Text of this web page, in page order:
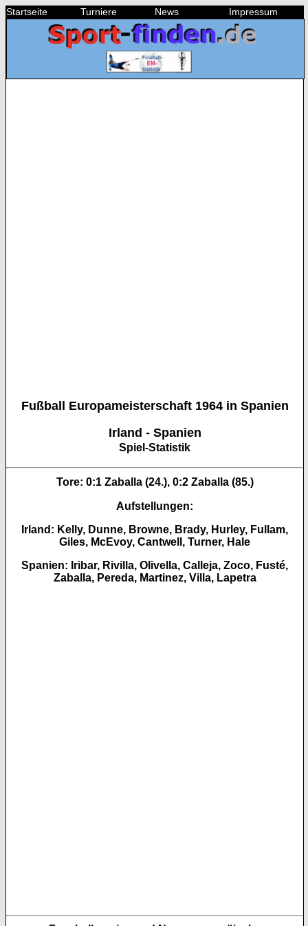
Startseite Turniere News Impressum
Fußball Europameisterschaft 1964 in Spanien
Irland - Spanien
Spiel-Statistik
Tore: 0:1 Zaballa (24.), 0:2 Zaballa (85.)
Aufstellungen:
Irland: Kelly, Dunne, Browne, Brady, Hurley, Fullam,
Giles, McEvoy, Cantwell, Turner, Hale
Spanien: Iribar, Rivilla, Olivella, Calleja, Zoco, Fusté,
Zaballa, Pereda, Martinez, Villa, Lapetra